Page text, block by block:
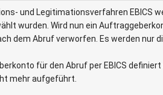
und Legitimationsverfahren EBICS
wurden. Wird nun ein
dem Abruf verworfen. Es werden
für den Abruf per EBICS
mehr aufgeführt.